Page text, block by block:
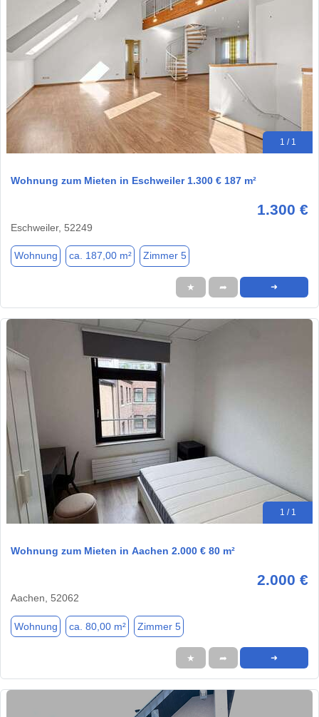
1 / 1
Wohnung zum Mieten in Eschweiler 1.300 € 187 m²
1.300 €
Eschweiler, 52249
Wohnung ca. 187,00 m² Zimmer 5
★ ➦ ➜
1 / 1
Wohnung zum Mieten in Aachen 2.000 € 80 m²
2.000 €
Aachen, 52062
Wohnung ca. 80,00 m² Zimmer 5
★ ➦ ➜